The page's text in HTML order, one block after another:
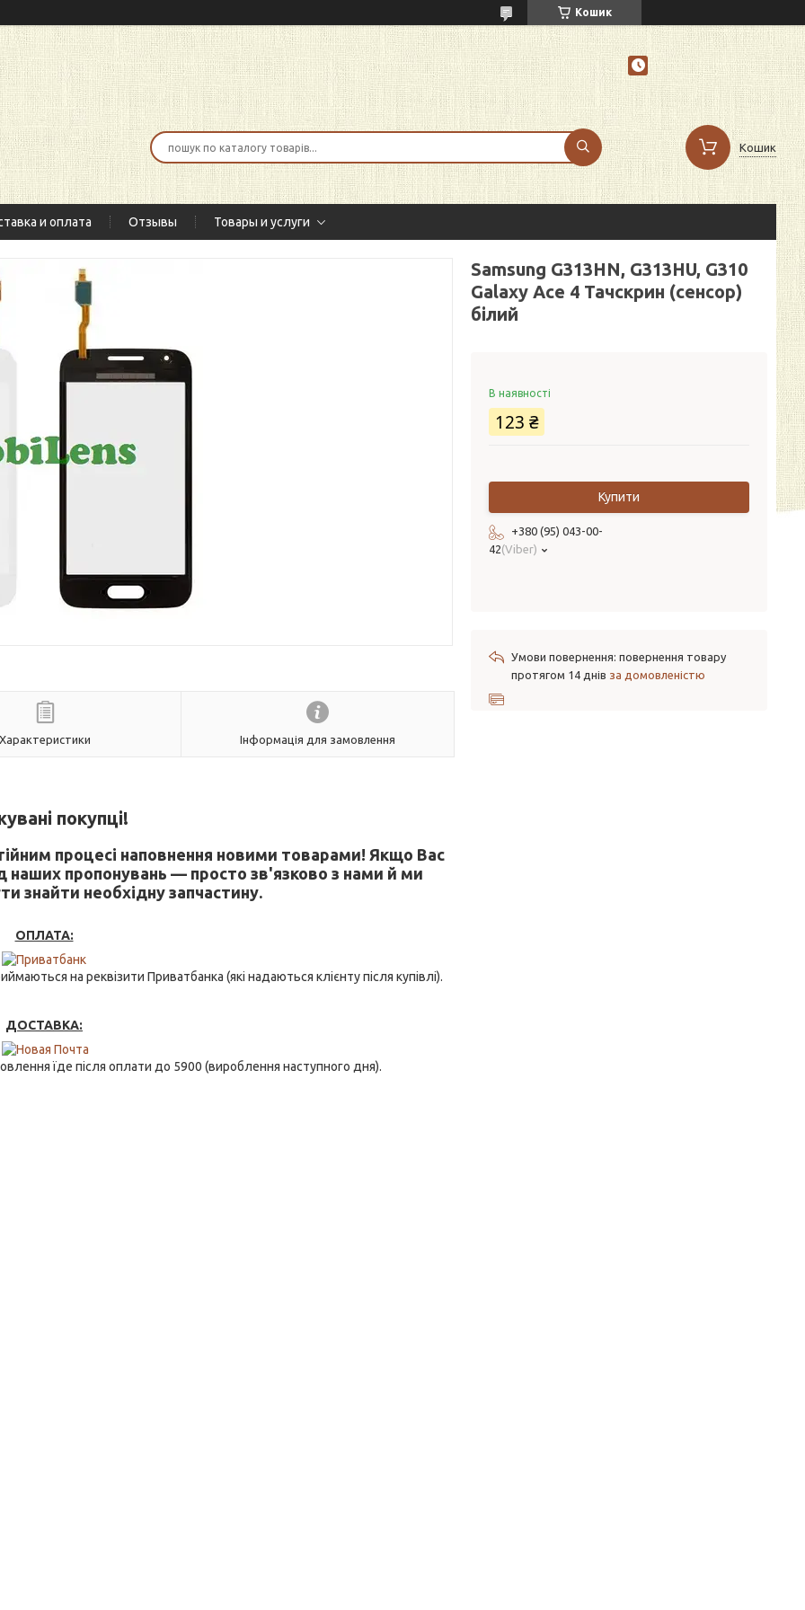
Кошик
Кошик
и оплата Отзывы Товары и услуги
Характеристики Інформація для замовлення
покупці!
процесі наповнення новими товарами! Якщо Вас
наших пропонувань — просто зв'язково з нами й ми
знайти необхідну запчастину.
ОПЛАТА:
на реквізити Приватбанка (які надаються клієнту після купівлі).
ДОСТАВКА:
їде після оплати до 5900 (вироблення наступного дня).
Samsung G313HN, G313HU, G310
Galaxy Ace 4 Тачскрин (сенсор)
білий
В наявності
123 ₴
Купити
+380 (95) 043-00-
42 Viber
повернення товару
протягом 14 днів за домовленістю